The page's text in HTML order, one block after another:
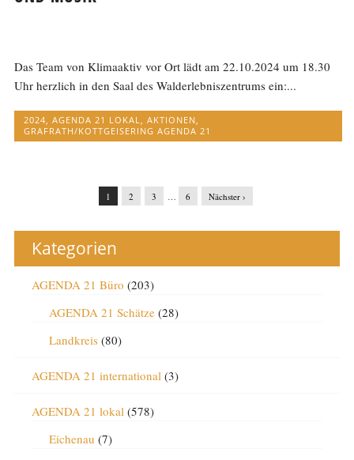
Das Team von Klimaaktiv vor Ort lädt am 22.10.2024 um 18.30
Uhr herzlich in den Saal des Walderlebniszentrums ein:...
2024 ,AGENDA 21 LOKAL ,AKTIONEN
GRAFRATH/KOTTGEISERING AGENDA 21
1 2 3 … 6 Nächster ›
Kategorien
AGENDA 21 Büro (203)
AGENDA 21 Schätze(28)
Landkreis(80)
AGENDA 21 international(3)
AGENDA 21 lokal(578)
Eichenau (7)